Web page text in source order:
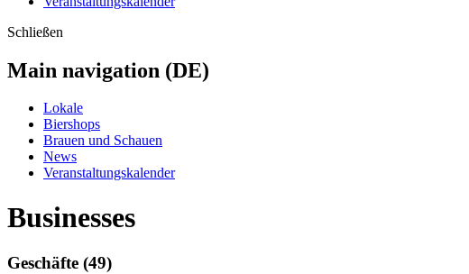
Schließen
Main navigation (DE)
Lokale
Biershops
Brauen und Schauen
News
Veranstaltungskalender
Businesses
Geschäfte (49)